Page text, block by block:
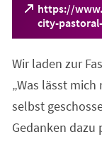
https://
city-
(Öffnet
in
neuen
Tab)
Wir laden zur
„Was lässt
selbst
Gedanken dazu